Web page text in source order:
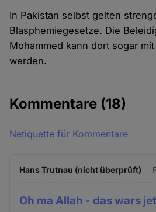
In Pakistan selbst gelten
Blasphemiegesetze. Die
Mohammed kann dort sogar
werden.
Kommentare (18)
Netiquette für Kommentare
Hans Trutnau (nicht überprüft)
Oh ma Allah - das wars